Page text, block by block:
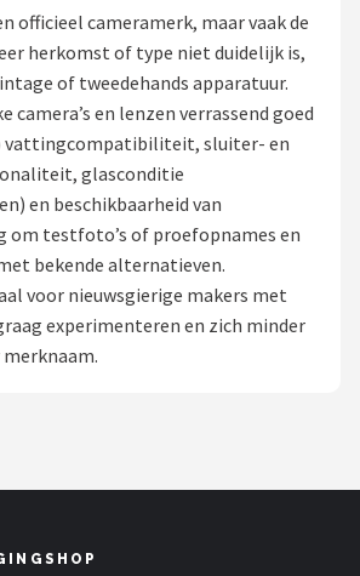
officieel cameramerk, maar vaak de
herkomst of type niet duidelijk is,
of tweedehands apparatuur.
camera’s en lenzen verrassend goed
vattingcompatibiliteit, sluiter- en
glasconditie
en beschikbaarheid van
om testfoto’s of proefopnames en
bekende alternatieven.
voor nieuwsgierige makers met
experimenteren en zich minder